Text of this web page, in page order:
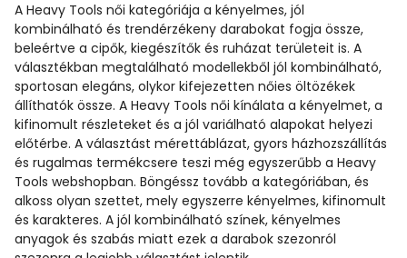
A Heavy Tools női kategóriája a kényelmes, jól
kombinálható és trendérzékeny darabokat fogja össze,
beleértve a cipők, kiegészítők és ruházat területeit is. A
választékban megtalálható modellekből jól kombinálható,
sportosan elegáns, olykor kifejezetten nőies öltözékek
állíthatók össze. A Heavy Tools női kínálata a kényelmet, a
kifinomult részleteket és a jól variálható alapokat helyezi
előtérbe. A választást mérettáblázat, gyors házhozszállítás
és rugalmas termékcsere teszi még egyszerűbb a Heavy
Tools webshopban. Böngéssz tovább a kategóriában, és
alkoss olyan szettet, mely egyszerre kényelmes, kifinomult
és karakteres. A jól kombinálható színek, kényelmes
anyagok és szabás miatt ezek a darabok szezonról